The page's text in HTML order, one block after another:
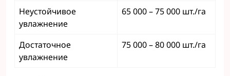
Неустойчивое
увлажнение
65 000 – 75 000 шт./га
Достаточное
увлажнение
75 000 – 80 000 шт./га